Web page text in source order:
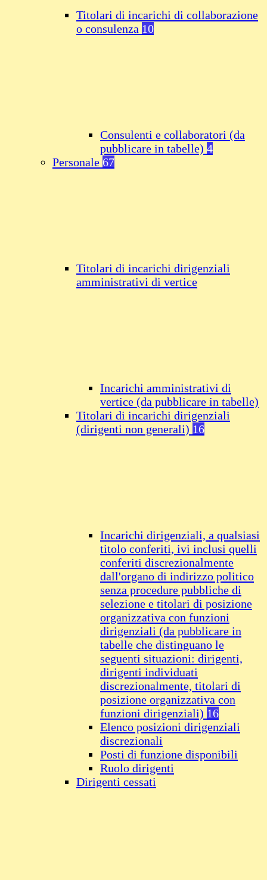
Titolari di incarichi di collaborazione
o consulenza 10
Consulenti e collaboratori (da
pubblicare in tabelle) 4
Personale 67
Titolari di incarichi dirigenziali
amministrativi di vertice
Incarichi amministrativi di
vertice (da pubblicare in tabelle)
Titolari di incarichi dirigenziali
(dirigenti non generali) 16
Incarichi dirigenziali, a qualsiasi
titolo conferiti, ivi inclusi quelli
conferiti discrezionalmente
dall'organo di indirizzo politico
senza procedure pubbliche di
selezione e titolari di posizione
organizzativa con funzioni
dirigenziali (da pubblicare in
tabelle che distinguano le
seguenti situazioni: dirigenti,
dirigenti individuati
discrezionalmente, titolari di
posizione organizzativa con
funzioni dirigenziali) 16
Elenco posizioni dirigenziali
discrezionali
Posti di funzione disponibili
Ruolo dirigenti
Dirigenti cessati